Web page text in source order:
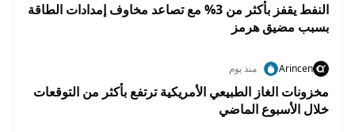
النفط يقفز بأكثر من 3% مع تصاعد مخاوف إمدادات الطاقة
بسبب مضيق هرمز
Arincen منذ يوم
مخزونات الغاز الطبيعي الأمريكية ترتفع بأكثر من التوقعات
خلال الأسبوع الماضي